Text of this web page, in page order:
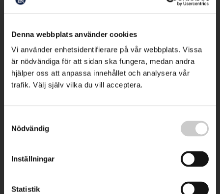
Denna webbplats använder cookies
Vi använder enhetsidentifierare på vår webbplats. Vissa
är nödvändiga för att sidan ska fungera, medan andra
hjälper oss att anpassa innehållet och analysera vår
trafik. Välj själv vilka du vill acceptera.
Nödvändig
Inställningar
Statistik